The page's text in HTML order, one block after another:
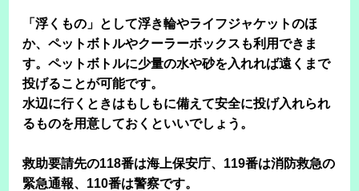
「浮くもの」として浮き輪やライフジャケットのほ
か、ペットボトルやクーラーボックスも利用できま
す。ペットボトルに少量の水や砂を入れれば遠くまで
投げることが可能です。
水辺に行くときはもしもに備えて安全に投げ入れられ
るものを用意しておくといいでしょう。
救助要請先の118番は海上保安庁、119番は消防救急の
緊急通報、110番は警察です。